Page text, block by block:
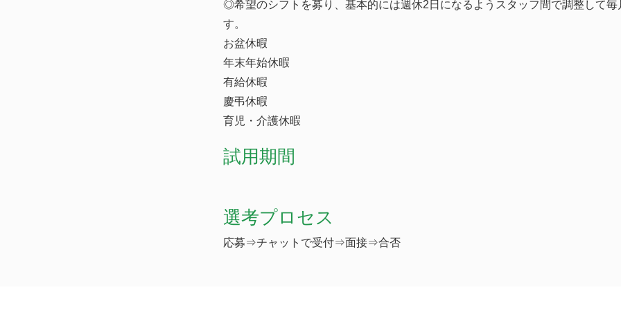
◎希望のシフトを募り、基本的には週休2日になるようスタッフ間で調整して毎
す。
お盆休暇
年末年始休暇
有給休暇
慶弔休暇
育児・介護休暇
試用期間
選考プロセス
応募⇒チャットで受付⇒面接⇒合否